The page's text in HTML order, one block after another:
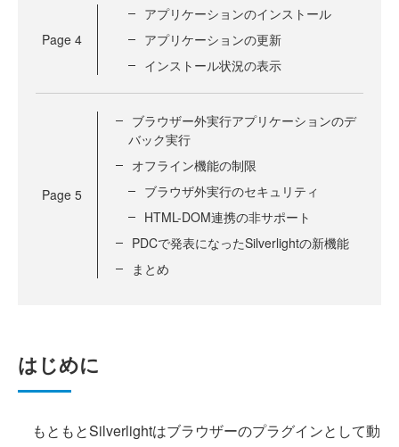
Page 4
アプリケーションのインストール
アプリケーションの更新
インストール状況の表示
Page 5
ブラウザー外実行アプリケーションのデ
バック実行
オフライン機能の制限
ブラウザ外実行のセキュリティ
HTML-DOM連携の非サポート
PDCで発表になったSilverlightの新機能
まとめ
はじめに
もともとSilverlightはブラウザーのプラグインとして動